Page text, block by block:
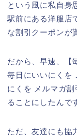
という風に私自身
駅前にある洋服店
な割引クーポンが
だから、早速、【
毎日にいいにくを
にくを メルマガ
ることにしたんで
ただ、友達にも協